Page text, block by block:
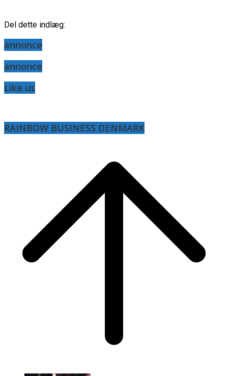
Del dette indlæg:
annonce
annonce
Like us
RAINBOW BUSINESS DENMARK